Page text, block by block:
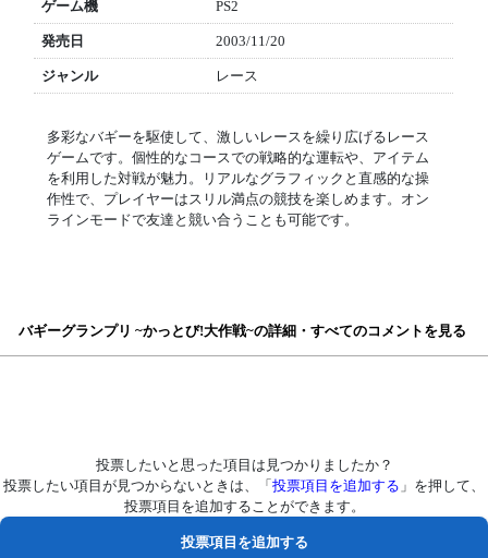
ゲーム機 PS2
発売日 2003/11/20
ジャンル レース
多彩なバギーを駆使して、激しいレースを繰り広げるレース
ゲームです。個性的なコースでの戦略的な運転や、アイテム
を利用した対戦が魅力。リアルなグラフィックと直感的な操
作性で、プレイヤーはスリル満点の競技を楽しめます。オン
ラインモードで友達と競い合うことも可能です。
バギーグランプリ ~かっとび!大作戦~の詳細・すべてのコメントを見る
投票したいと思った項目は見つかりましたか？
投票したい項目が見つからないときは、「 投票項目を追加する 」を押して、
投票項目を追加することができます。